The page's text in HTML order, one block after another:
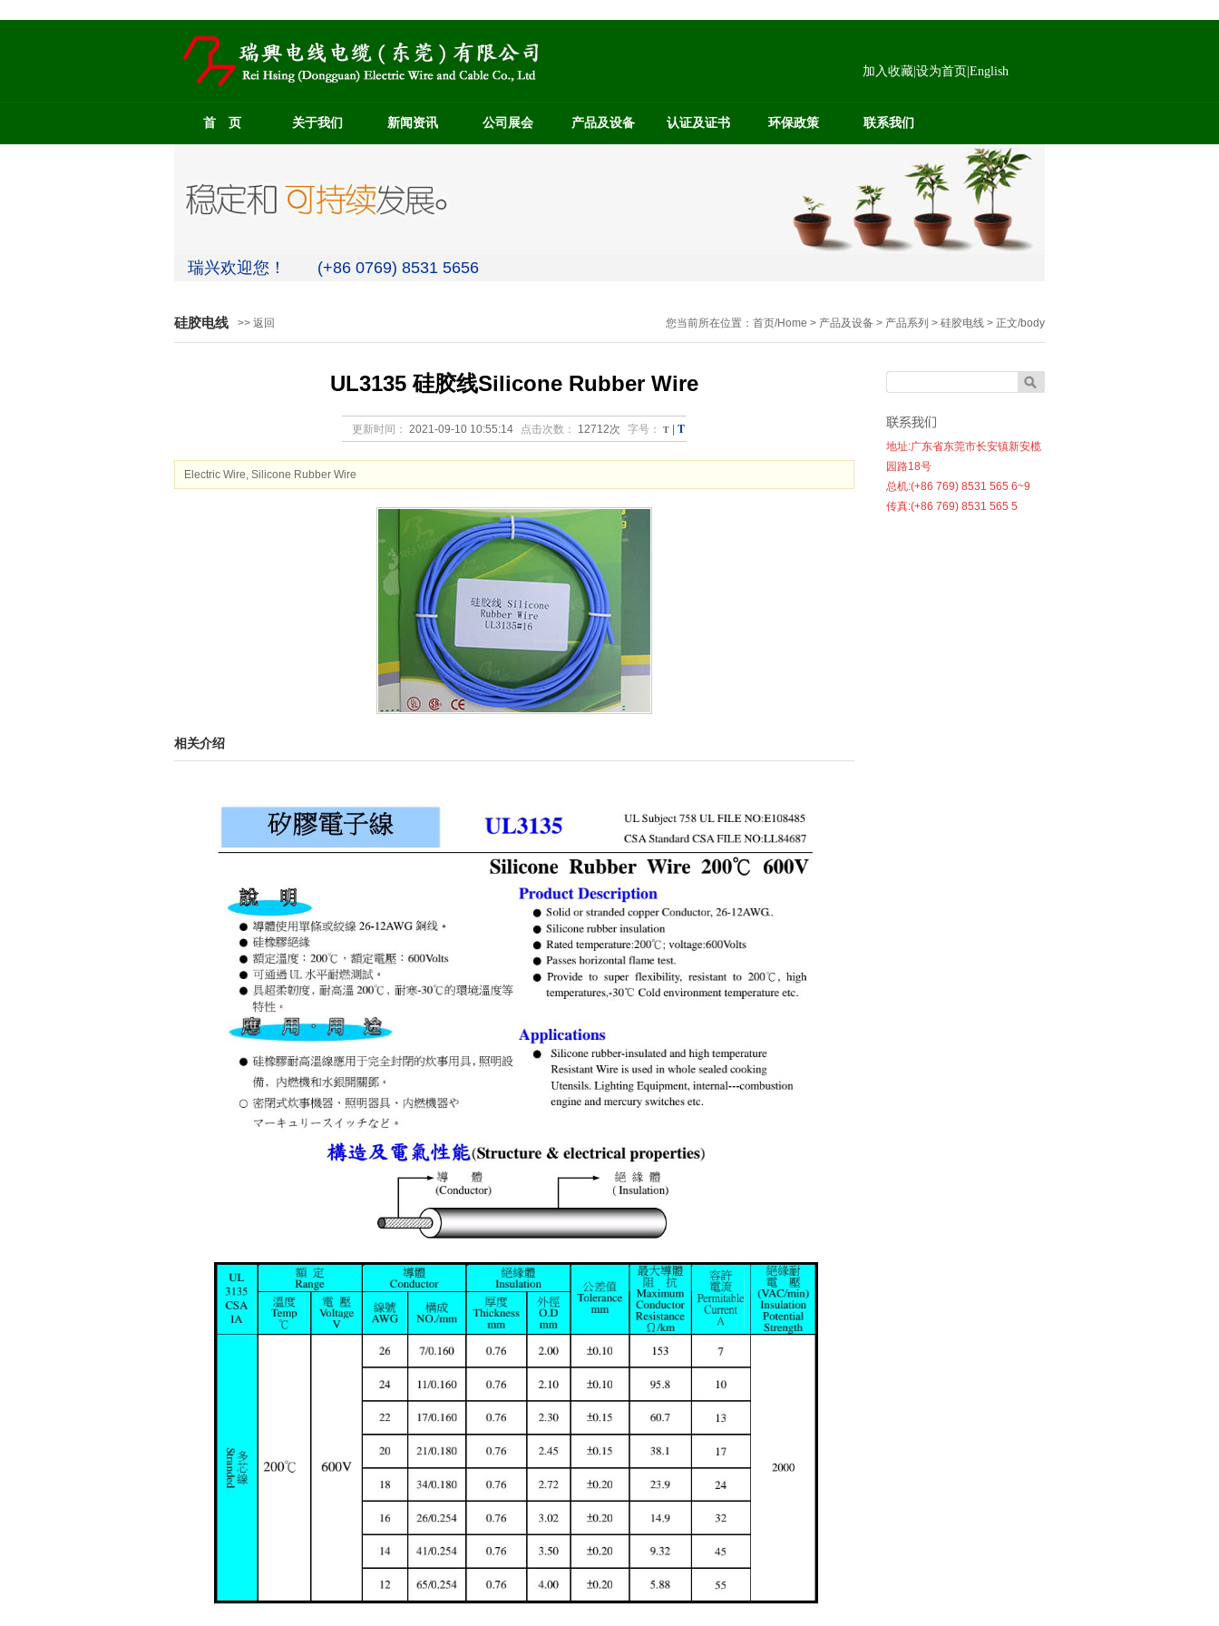
加入收藏 设为首页 English
首 页 关于我们 新闻资讯 公司展会 产品及设备 认证及证书 环保政策 联系我们
瑞兴欢迎您！ (+86 0769) 8531 5656
硅胶电线 >> 返回 您当前所在位置： 首页/Home > 产品及设备 > 产品系列 > 硅胶电线 > 正文/body
UL3135 硅胶线Silicone Rubber Wire
更新时间： 2021-09-10 10:55:14 点击次数： 12712次 字号： T T
Electric Wire, Silicone Rubber Wire
相关介绍
地址:广东省东莞市长安镇新安榄
园路18号
总机:(+86 769) 8531 565 6~9
传真:(+86 769) 8531 565 5